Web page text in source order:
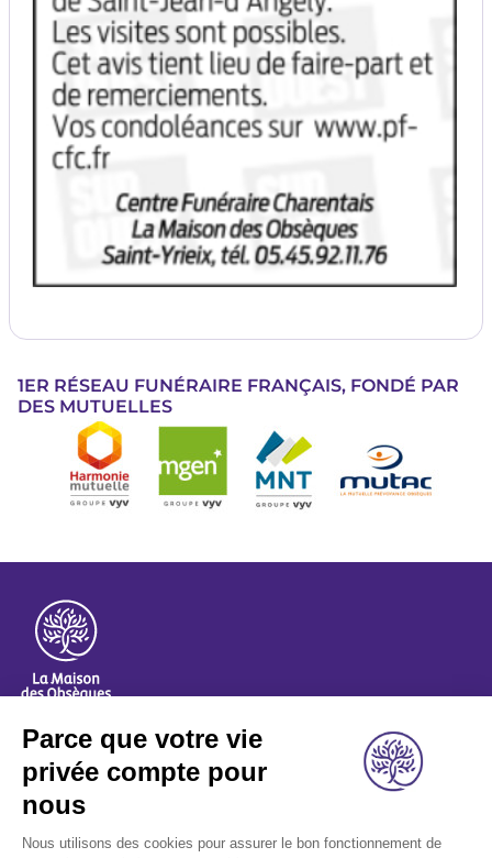
1ER RÉSEAU FUNÉRAIRE FRANÇAIS, FONDÉ PAR
DES MUTUELLES
Image
A propos
Nos métiers